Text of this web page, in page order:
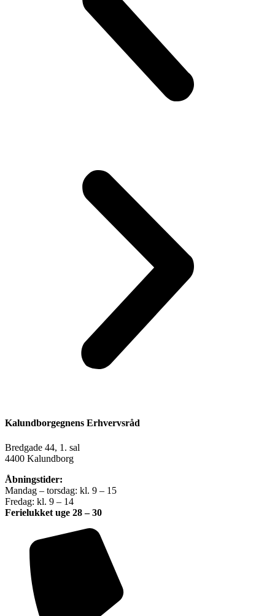
Kalundborgegnens Erhvervsråd
Bredgade 44, 1. sal
4400 Kalundborg
Åbningstider:
Mandag – torsdag: kl. 9 – 15
Fredag: kl. 9 – 14
Ferielukket uge 28 – 30